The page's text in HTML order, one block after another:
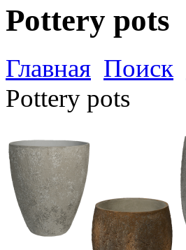
Pottery pots
Главная Поиск
Pottery pots